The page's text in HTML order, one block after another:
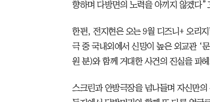
향하며 다방면의 노력을 아끼지 않겠다”
한편, 전지현은 오는 9월 디즈니+ 오리
극 중 국내외에서 신망이 높은 외교관 ‘
원 분)와 함께 거대한 사건의 진실을 파
스크린과 안방극장을 넘나들며 자신만